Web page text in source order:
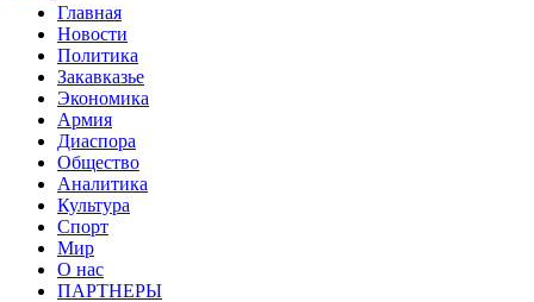
Главная
Новости
Политика
Закавказье
Экономика
Армия
Диаспора
Общество
Аналитика
Культура
Спорт
Мир
О нас
ПАРТНЕРЫ